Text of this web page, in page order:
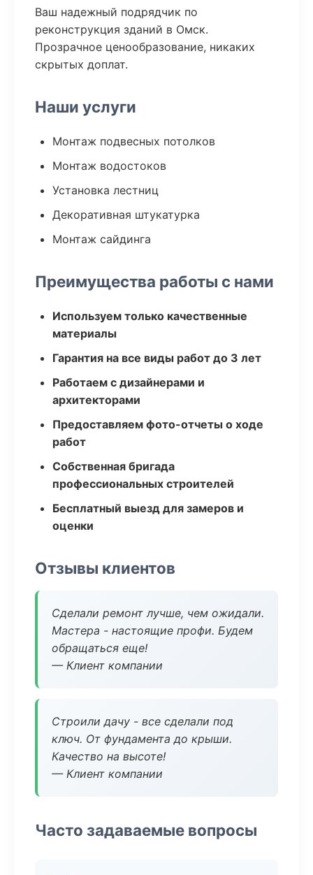
Ваш надежный подрядчик по
реконструкция зданий в Омск.
Прозрачное ценообразование, никаких
скрытых доплат.
Наши услуги
Монтаж подвесных потолков
Монтаж водостоков
Установка лестниц
Декоративная штукатурка
Монтаж сайдинга
Преимущества работы с нами
Используем только качественные
материалы
Гарантия на все виды работ до 3 лет
Работаем с дизайнерами и
архитекторами
Предоставляем фото-отчеты о ходе
работ
Собственная бригада
профессиональных строителей
Бесплатный выезд для замеров и
оценки
Отзывы клиентов
Сделали ремонт лучше, чем ожидали.
Мастера - настоящие профи. Будем
обращаться еще!
— Клиент компании
Строили дачу - все сделали под
ключ. От фундамента до крыши.
Качество на высоте!
— Клиент компании
Часто задаваемые вопросы